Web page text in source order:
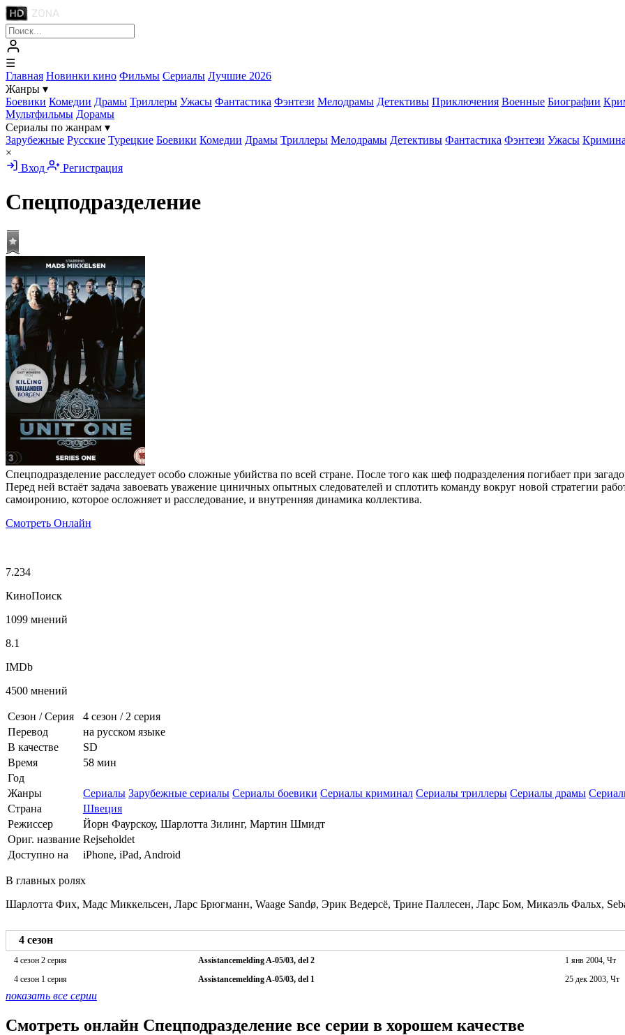
☰
Главная Новинки кино Фильмы Сериалы Лучшие 2026
Жанры ▾
Боевики Комедии Драмы Триллеры Ужасы Фантастика Фэнтези Мелодрамы Детективы Приключения Военные Биографии
Мультфильмы Дорамы
Сериалы по жанрам ▾
Зарубежные Русские Турецкие Боевики Комедии Драмы Триллеры Мелодрамы Детективы Фантастика Фэнтези Ужасы
×
Вход
Регистрация
Спецподразделение
Спецподразделение расследует особо сложные убийства по всей стране. После того как шеф подразделения погибает при
Перед ней встаёт задача завоевать уважение циничных опытных следователей и сплотить команду вокруг новой стратегии
самоиронию, которое осложняет и расследование, и внутренняя динамика коллектива.
Смотреть Онлайн
7.234
КиноПоиск
1099 мнений
8.1
IMDb
4500 мнений
Сезон / Серия 4 сезон / 2 серия
Перевод
на русском языке
В качестве
SD
Время
58 мин
Год
Жанры
Сериалы Зарубежные сериалы Сериалы боевики Сериалы криминал Сериалы триллеры Сериалы драмы
Страна
Швеция
Режиссер
Йорн Фаурскоу, Шарлотта Зилинг, Мартин Шмидт
Ориг. название Rejseholdet
Доступно на
iPhone, iPad, Android
В главных ролях
Шарлотта Фих, Мадс Миккельсен, Ларс Брюгманн, Waage Sandø, Эрик Ведерсё, Трине Паллесен, Ларс Бом, Микаэль Фальх,
4 сезон
4 сезон 2 серия
Assistancemelding A-05/03, del 2 1 янв 2004, Чт
4 сезон 1 серия
Assistancemelding A-05/03, del 1 25 дек 2003, Чт
показать все серии
Смотреть онлайн Спецподразделение все серии в хорошем качестве